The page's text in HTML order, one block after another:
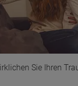
Sie Ihren